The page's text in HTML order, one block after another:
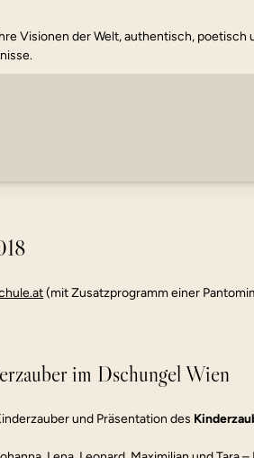
Visionen der Welt, authentisch,
(mit Zusatzprogramm einer
im Dschungel Wien
und Präsentation des